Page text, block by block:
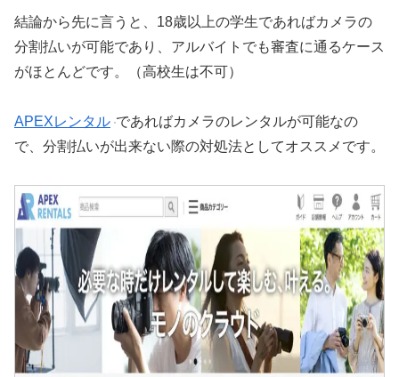
結論から先に言うと、18歳以上の学生であればカメラの
分割払いが可能であり、アルバイトでも審査に通るケース
がほとんどです。（高校生は不可）
APEXレンタル であればカメラのレンタルが可能なの
で、分割払いが出来ない際の対処法としてオススメです。